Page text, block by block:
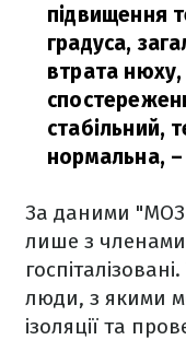
підвищення
градуса,
втрата
стабільний,
нормальна,
За даними "МОЗ
лише з членами
люди, з якими
ізоляції та